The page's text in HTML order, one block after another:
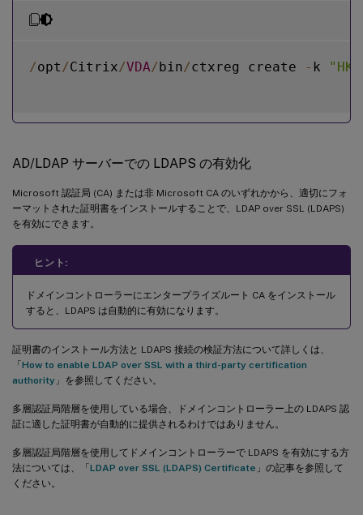
/opt /Citrix/VDA/bin/ctxreg create - k
AD/LDAP サーバーでの LDAPS の有効化
Microsoft 認証局 (CA) または非 Microsoft CA のいずれかから、適切にフォ
ーマットされた証明書をインストールすることで、LDAP over SSL (LDAPS)
を有効にできます。
ヒント:
ドメインコントローラーにエンタープライズルート CA をインストール
すると、LDAPS は自動的に有効になります。
証明書のインストール方法と LDAPS 接続の検証方法について詳しくは、
「How to enable LDAP over SSL with a third-party certification
authority 」を参照してください。
多層認証局階層を使用している場合、ドメインコントローラー上の LDAPS 認
証に適した証明書が自動的に提供されるわけではありません。
多層認証局階層を使用してドメインコントローラーで LDAPS を有効にする方
法については、「LDAP over SSL (LDAPS) Certificate 」の記事を参照して
ください。